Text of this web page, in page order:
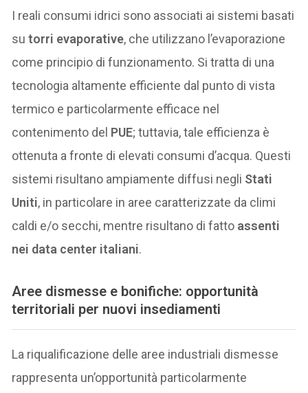
I reali consumi idrici sono associati ai sistemi basati
sutorri evaporative, che utilizzano l’evaporazione
come principio di funzionamento. Si tratta di una
tecnologia altamente efficiente dal punto di vista
termico e particolarmente efficace nel
contenimento del PUE; tuttavia, tale efficienza è
ottenuta a fronte di elevati consumi d’acqua. Questi
sistemi risultano ampiamente diffusi negli Stati
Uniti, in particolare in aree caratterizzate da climi
caldi e/o secchi, mentre risultano di fatto assenti
nei data center italiani.
Aree dismesse e bonifiche: opportunità
territoriali per nuovi insediamenti
La riqualificazione delle aree industriali dismesse
rappresenta un’opportunità particolarmente